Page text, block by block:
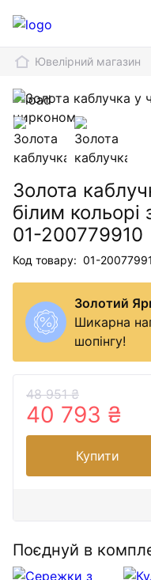
Ювелірний магазин
Золота
білим
01-200779910
Код товару: 01-
Золотий
Шикарна
шопінгу!
48 951 ₴
40 793 ₴
Купити
Поєднуй в